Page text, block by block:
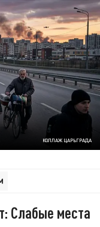
КОЛЛАЖ ЦАРЬГРАДА
Слабые места